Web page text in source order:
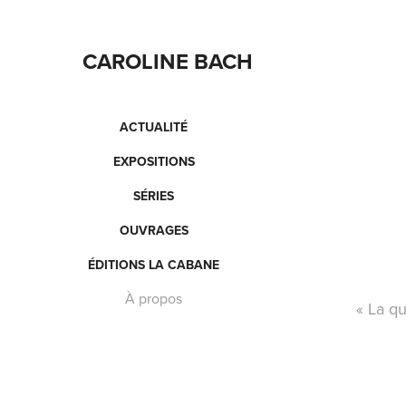
CAROLINE BACH
ACTUALITÉ
EXPOSITIONS
SÉRIES
OUVRAGES
ÉDITIONS LA CABANE
À propos « La